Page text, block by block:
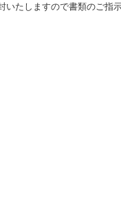
たしますので書類のご指